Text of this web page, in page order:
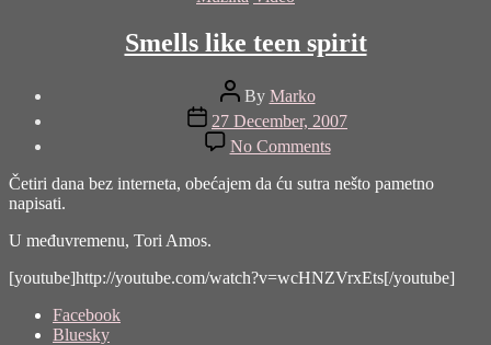
Smells like teen spirit
Post
author
By Marko
Post
date
27 December, 2007
No Commentson
Smells
like
Četiri dana bez interneta, obećajem da ću sutra nešto pametno
napisati.
U međuvremenu, Tori Amos.
[youtube]http://youtube.com/watch?v=wcHNZVrxEts[/youtube]
Share
Facebook
Bluesky